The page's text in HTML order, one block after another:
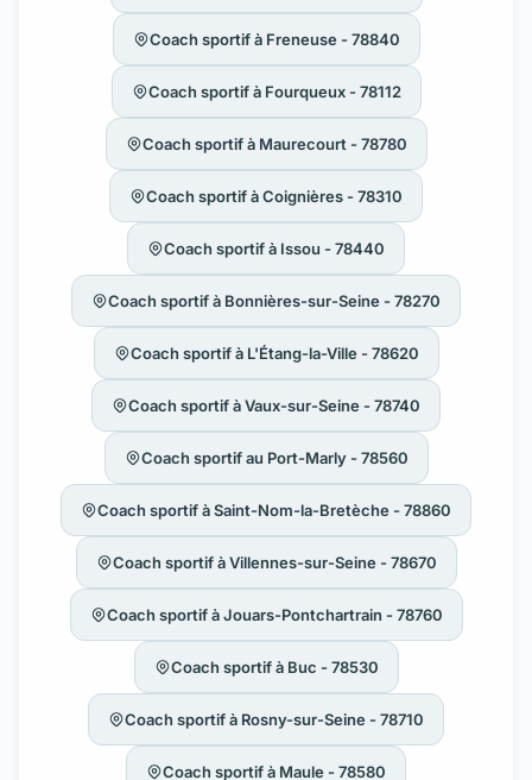
Coach sportif à Freneuse - 78840
Coach sportif à Fourqueux - 78112
Coach sportif à Maurecourt - 78780
Coach sportif à Coignières - 78310
Coach sportif à Issou - 78440
Coach sportif à Bonnières-sur-Seine - 78270
Coach sportif à L'Étang-la-Ville - 78620
Coach sportif à Vaux-sur-Seine - 78740
Coach sportif au Port-Marly - 78560
Coach sportif à Saint-Nom-la-Bretèche - 78860
Coach sportif à Villennes-sur-Seine - 78670
Coach sportif à Jouars-Pontchartrain - 78760
Coach sportif à Buc - 78530
Coach sportif à Rosny-sur-Seine - 78710
Coach sportif à Maule - 78580